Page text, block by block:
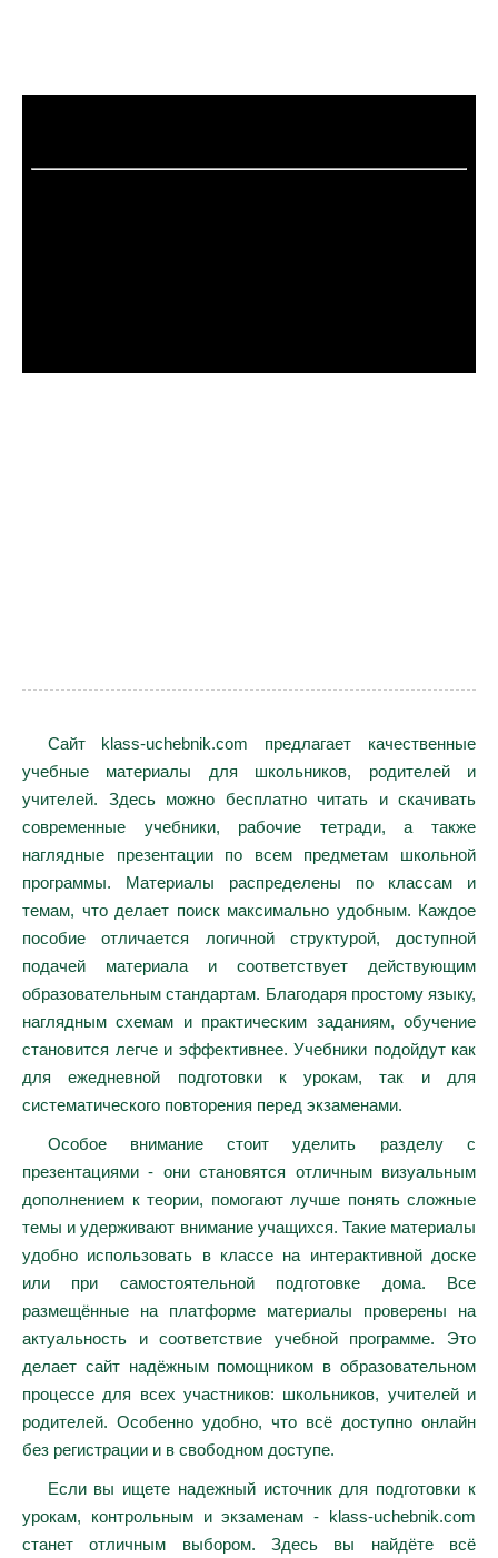
Сайт klass-uchebnik.com предлагает качественные
учебные материалы для школьников, родителей и
учителей. Здесь можно бесплатно читать и скачивать
современные учебники, рабочие тетради, а также
наглядные презентации по всем предметам школьной
программы. Материалы распределены по классам и
темам, что делает поиск максимально удобным. Каждое
пособие отличается логичной структурой, доступной
подачей материала и соответствует действующим
образовательным стандартам. Благодаря простому языку,
наглядным схемам и практическим заданиям, обучение
становится легче и эффективнее. Учебники подойдут как
для ежедневной подготовки к урокам, так и для
систематического повторения перед экзаменами.
Особое внимание стоит уделить разделу с
презентациями - они становятся отличным визуальным
дополнением к теории, помогают лучше понять сложные
темы и удерживают внимание учащихся. Такие материалы
удобно использовать в классе на интерактивной доске
или при самостоятельной подготовке дома. Все
размещённые на платформе материалы проверены на
актуальность и соответствие учебной программе. Это
делает сайт надёжным помощником в образовательном
процессе для всех участников: школьников, учителей и
родителей. Особенно удобно, что всё доступно онлайн
без регистрации и в свободном доступе.
Если вы ищете надежный источник для подготовки к
урокам, контрольным и экзаменам - klass-uchebnik.com
станет отличным выбором. Здесь вы найдёте всё